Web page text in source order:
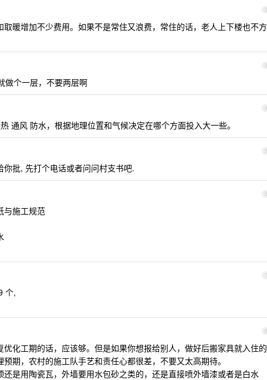
2
暖增加不少费用。如果不是常住又浪费，常住的话，老人上下楼也不方
3
做个一层，不要两层啊
4
通风 防水，根据地理位置和气候决定在哪个方面投入大一些。
5
批, 先打个电话或者问问村支书吧.
6
与施工规范
7
个,
8
化工期的话，应该够。但是如果你想报给别人，做好后搬家具就入住的
期，农村的施工队手艺和责任心都很差，不要又太高期待。
是用陶瓷瓦，外墙要用水包砂之类的，还是直接喷外墙漆或者是白水